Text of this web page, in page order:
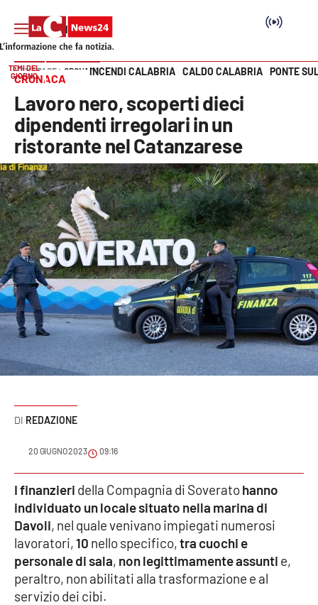
SEZIONI
Cronaca
Politica
Attualità
Economia e lavoro
Italia Mondo
Sanità
Sport
Meteo
Editoriali
VIDEO
Ambiente
Vai
TEMI DEL
GIORNO
INCENDI CALABRIA CALDO CALABRIA PONTE
HOME PAGE CRONACA
CRONACA
Lavoro nero, scoperti dieci
dipendenti irregolari in un
ristorante nel Catanzarese
REDAZIONE
20 GIUGNO 2023 09:16
I finanzieri della Compagnia di Soveratohanno
individuato un locale situato nella marina di
Davoli, nel quale venivano impiegati numerosi
lavoratori,10 nello specifico,tra cuochi e
personale di sala, non legittimamente assunti e,
peraltro, non abilitati alla trasformazione e al
servizio dei cibi.